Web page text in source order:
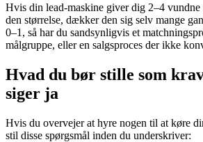
Hvis din lead-maskine giver dig 2–4 vundne
den størrelse, dækker den sig selv mange
0–1, så har du sandsynligvis et
målgruppe, eller en salgsproces der ikke
Hvad du bør stille som
siger ja
Hvis du overvejer at hyre nogen til at køre
stil disse spørgsmål inden du underskriver: